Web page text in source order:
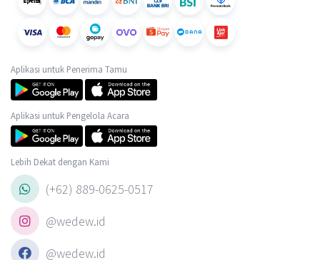
Aplikasi untuk Penerima Tamu
Aplikasi untuk Pengelola Acara
Lebih Dekat dengan Kami
(+62) 889-0625-0517
@wedew.id
@wedew.id